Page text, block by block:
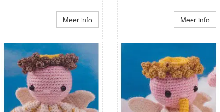
Meer info Meer info